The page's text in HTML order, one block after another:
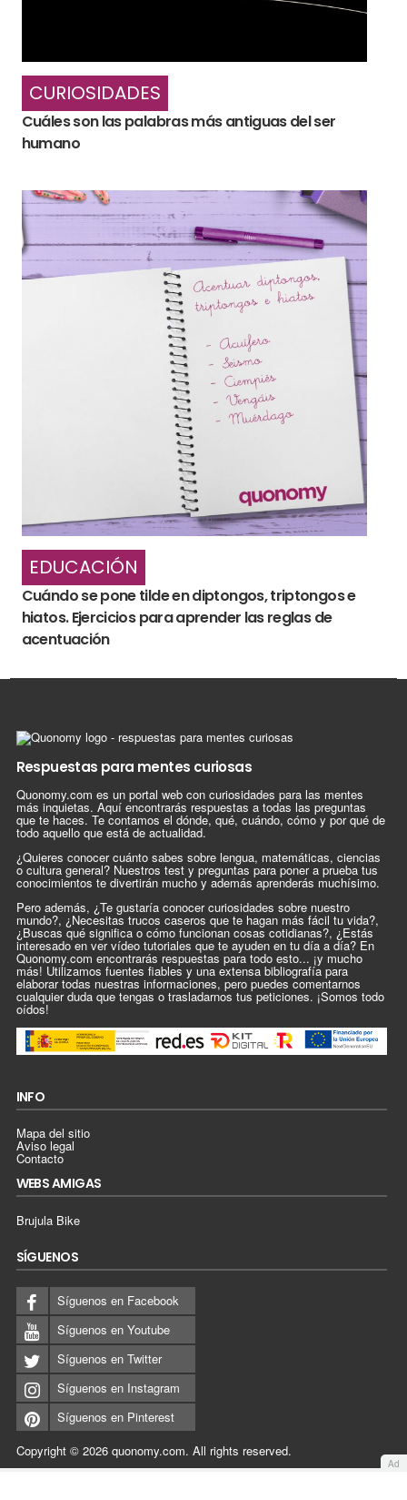
CURIOSIDADES
Cuáles son las palabras más antiguas del ser
humano
EDUCACIÓN
Cuándo se pone tilde en diptongos, triptongos e
hiatos. Ejercicios para aprender las reglas de
acentuación
Respuestas para mentes curiosas
Quonomy.com es un portal web con curiosidades para las mentes
más inquietas. Aquí encontrarás respuestas a todas las preguntas
que te haces. Te contamos el dónde, qué, cuándo, cómo y por qué de
todo aquello que está de actualidad.
¿Quieres conocer cuánto sabes sobre lengua, matemáticas, ciencias
o cultura general? Nuestros test y preguntas para poner a prueba tus
conocimientos te divertirán mucho y además aprenderás muchísimo.
Pero además, ¿Te gustaría conocer curiosidades sobre nuestro
mundo?, ¿Necesitas trucos caseros que te hagan más fácil tu vida?,
¿Buscas qué significa o cómo funcionan cosas cotidianas?, ¿Estás
interesado en ver vídeo tutoriales que te ayuden en tu día a día? En
Quonomy.com encontrarás respuestas para todo esto... ¡y mucho
más! Utilizamos fuentes fiables y una extensa bibliografía para
elaborar todas nuestras informaciones, pero puedes comentarnos
cualquier duda que tengas o trasladarnos tus peticiones. ¡Somos todo
oídos!
INFO
Mapa del sitio
Aviso legal
Contacto
WEBS AMIGAS
Brujula Bike
SÍGUENOS
Síguenos en Facebook
Síguenos en Youtube
Síguenos en Twitter
Síguenos en Instagram
Síguenos en Pinterest
Copyright © 2026 quonomy.com. All rights reserved.
Ad